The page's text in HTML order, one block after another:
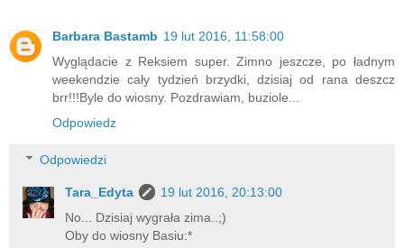
Barbara Bastamb 19 lut 2016, 11:58:00
Wyglądacie z Reksiem super. Zimno jeszcze, po ładnym
weekendzie cały tydzień brzydki, dzisiaj od rana deszcz
brr!!!Byle do wiosny. Pozdrawiam, buziole...
Odpowiedz
Odpowiedzi
Tara_Edyta
19 lut 2016, 20:13:00
No... Dzisiaj wygrała zima..;)
Oby do wiosny Basiu:*